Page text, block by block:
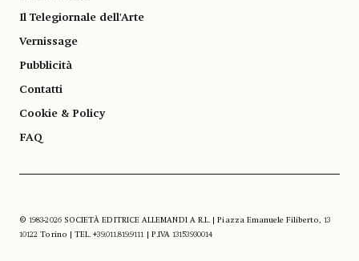
Il Telegiornale dell'Arte
Vernissage
Pubblicità
Contatti
Cookie & Policy
FAQ
© 1983-2026 SOCIETÀ EDITRICE ALLEMANDI A R.L. | Piazza Emanuele Filiberto, 13
10122 Torino | TEL. +39.011.819.9111 | P.IVA 13153930014